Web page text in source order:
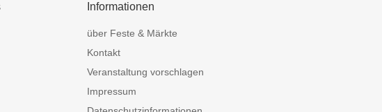
Informationen
über Feste & Märkte
Kontakt
Veranstaltung vorschlagen
Impressum